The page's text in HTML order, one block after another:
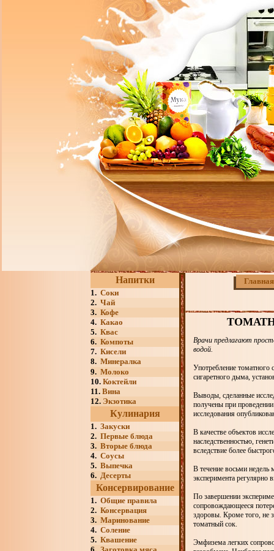
Напитки
1. Соки
2. Чай
3. Кофе
4. Какао
5. Квас
6. Компоты
7. Кисели
8. Минералка
9. Молоко
10. Коктейли
11. Вина
12. Экзотика
Кулинария
1. Закуски
2. Первые блюда
3. Вторые блюда
4. Соусы
5. Выпечка
6. Десерты
Консервирование
1. Общие правила
2. Консервация
3. Маринование
4. Соление
5. Квашение
Главная
Врачи предлагают
водой.
Употребление
сигаретного дыма,
Выводы, сделанные
получены при
исследования
В качестве объектов
наследственностью,
вследствие более
В течение восьми
эксперимента
По завершении
сопровождающееся
здоровы. Кроме того, не
томатный сок.
Эмфизема легких